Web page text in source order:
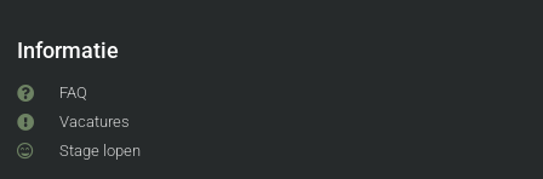
Informatie
FAQ
Vacatures
Stage lopen